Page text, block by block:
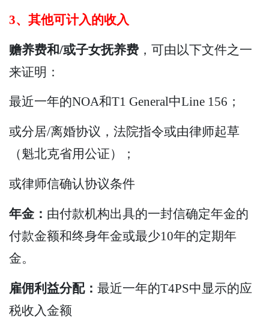
3、其他可计入的收入
赡养费和/或子女抚养费 ，可由以下文件之一
来证明：
最近一年的NOA和T1 General中Line 156；
或分居/离婚协议，法院指令或由律师起草
（魁北克省用公证）；
或律师信确认协议条件
年金： 由付款机构出具的一封信确定年金的
付款金额和终身年金或最少10年的定期年
金。
雇佣利益分配： 最近一年的T4PS中显示的应
税收入金额